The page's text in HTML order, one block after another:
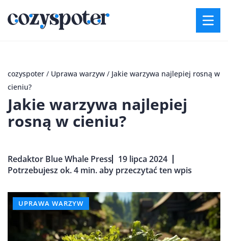
cozyspoter / Uprawa warzyw / Jakie warzywa najlepiej rosną w
cieniu?
Jakie warzywa najlepiej
rosną w cieniu?
Redaktor Blue Whale Press
19 lipca 2024
Potrzebujesz ok. 4 min. aby przeczytać ten wpis
UPRAWA WARZYW